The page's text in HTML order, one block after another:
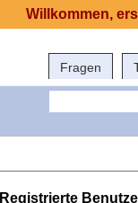
Fragen
Registrierte
Willkommen,